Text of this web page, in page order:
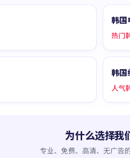
韩国
热门
韩国
人气
为什么选择我
专业、免费、高清、无广告